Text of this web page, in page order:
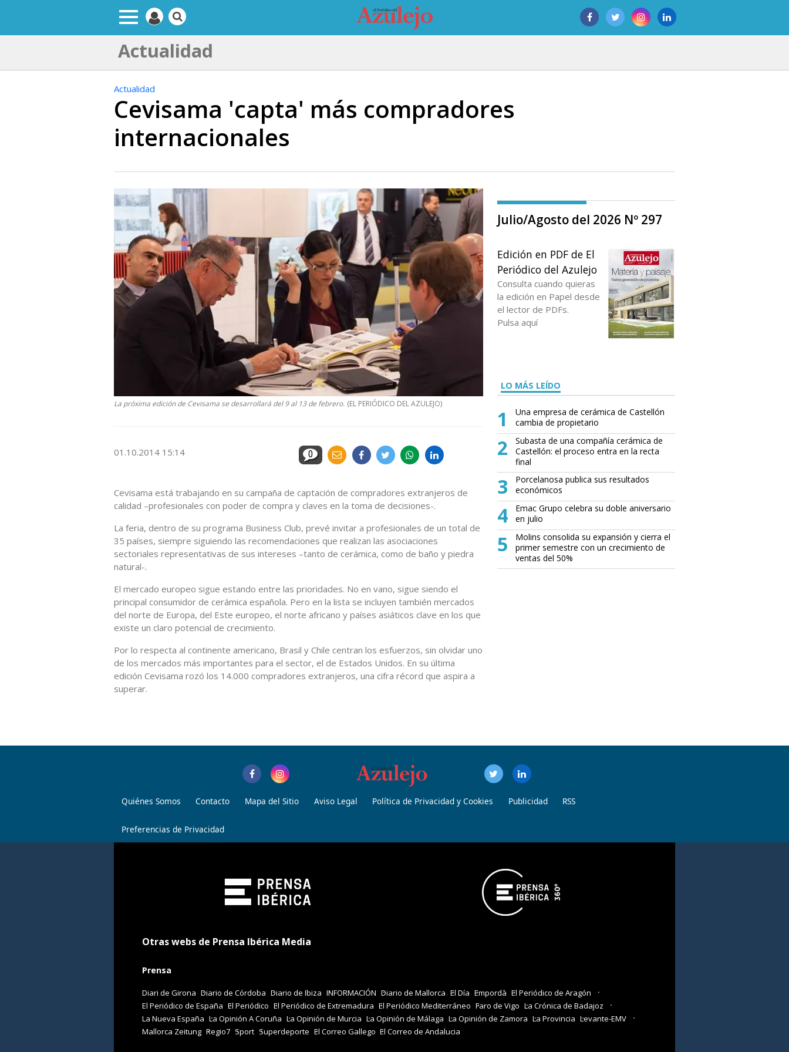
Actualidad
Actualidad
Cevisama 'capta' más compradores
internacionales
La próxima edición de Cevisama se desarrollará del 9 al 13 de febrero. (EL PERIÓDICO DEL AZULEJO)
01.10.2014 15:14 0
Cevisama está trabajando en su campaña de captación de compradores extranjeros de
calidad –profesionales con poder de compra y claves en la toma de decisiones-.
La feria, dentro de su programa Business Club, prevé invitar a profesionales de un total de
35 países, siempre siguiendo las recomendaciones que realizan las asociaciones
sectoriales representativas de sus intereses –tanto de cerámica, como de baño y piedra
natural-.
El mercado europeo sigue estando entre las prioridades. No en vano, sigue siendo el
principal consumidor de cerámica española. Pero en la lista se incluyen también mercados
del norte de Europa, del Este europeo, el norte africano y países asiáticos clave en los que
existe un claro potencial de crecimiento.
Por lo respecta al continente americano, Brasil y Chile centran los esfuerzos, sin olvidar uno
de los mercados más importantes para el sector, el de Estados Unidos. En su última
edición Cevisama rozó los 14.000 compradores extranjeros, una cifra récord que aspira a
superar.
Julio/Agosto del 2026 Nº 297
Edición en PDF de El
Periódico del Azulejo
Consulta cuando quieras
la edición en Papel desde
el lector de PDFs.
Pulsa aquí
LO MÁS LEÍDO
1
Una empresa de cerámica de Castellón
cambia de propietario
2
Subasta de una compañía cerámica de
Castellón: el proceso entra en la recta
final
3
Porcelanosa publica sus resultados
económicos
4
Emac Grupo celebra su doble aniversario
en julio
5
Molins consolida su expansión y cierra el
primer semestre con un crecimiento de
ventas del 50%
Quiénes Somos Contacto Mapa del Sitio Aviso Legal Política de Privacidad y Cookies Publicidad RSS
Preferencias de Privacidad
Otras webs de Prensa Ibérica Media
Prensa
Diari de Girona Diario de Córdoba Diario de Ibiza INFORMACIÓN Diario de Mallorca El Día Empordà El Periódico de Aragón
El Periódico de España El Periódico El Periódico de Extremadura El Periódico Mediterráneo Faro de Vigo La Crónica de Badajoz
La Nueva España La Opinión A Coruña La Opinión de Murcia La Opinión de Málaga La Opinión de Zamora La Provincia Levante-EMV
Mallorca Zeitung Regio7 Sport Superdeporte El Correo Gallego El Correo de Andalucia